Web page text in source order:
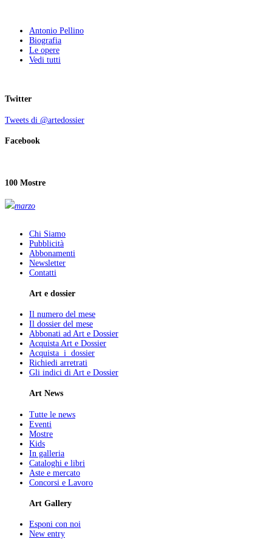
Antonio Pellino
Biografia
Le opere
Vedi tutti
Twitter
Tweets di @artedossier
Facebook
100 Mostre
marzo
Chi Siamo
Pubblicità
Abbonamenti
Newsletter
Contatti
Art e dossier
Il numero del mese
Il dossier del mese
Abbonati ad Art e Dossier
Acquista Art e Dossier
Acquista i dossier
Richiedi arretrati
Gli indici di Art e Dossier
Art News
Tutte le news
Eventi
Mostre
Kids
In galleria
Cataloghi e libri
Aste e mercato
Concorsi e Lavoro
Art Gallery
Esponi con noi
New entry